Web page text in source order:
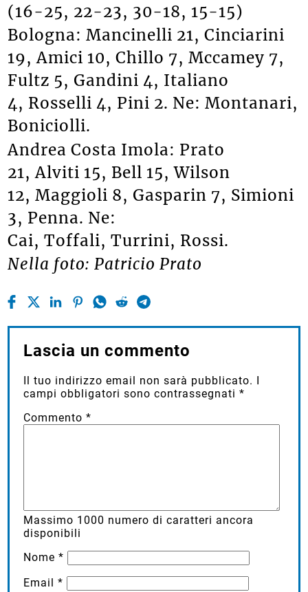
(16-25, 22-23, 30-18, 15-15)
Bologna: Mancinelli 21, Cinciarini
19, Amici 10, Chillo 7, Mccamey 7,
Fultz 5, Gandini 4, Italiano
4, Rosselli 4, Pini 2. Ne: Montanari,
Boniciolli.
Andrea Costa Imola: Prato
21, Alviti 15, Bell 15, Wilson
12, Maggioli 8, Gasparin 7, Simioni
3, Penna. Ne:
Cai, Toffali, Turrini, Rossi.
Nella foto: Patricio Prato
Lascia un commento
Il tuo indirizzo email non sarà pubblicato.
campi obbligatori sono contrassegnati*
Commento*
Massimo 1000 numero di caratteri ancora
disponibili
Nome*
Email*